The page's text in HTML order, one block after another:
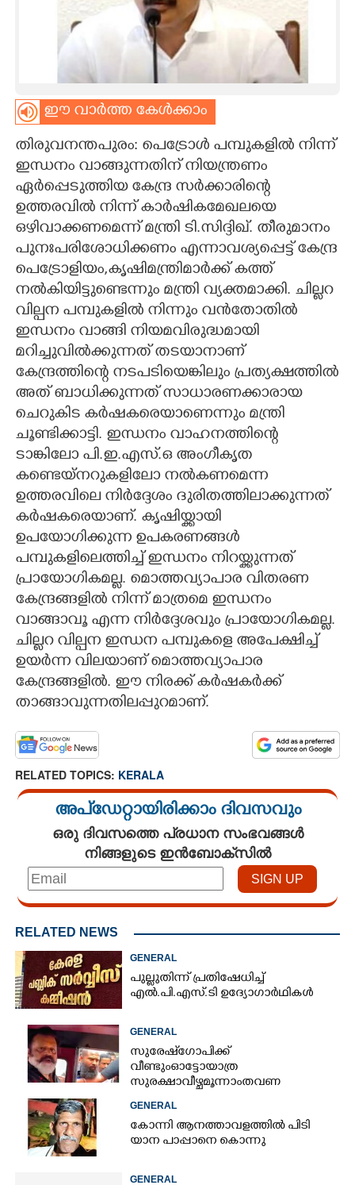
ASTRO
CARTOONS
LITERATURE
ZOOM
CONTACT US
ഈ വാർത്ത കേൾക്കാം
തിരുവനന്തപുരം: പെട്രോൾ പമ്പുകളിൽ നിന്ന്
ഇന്ധനം വാങ്ങുന്നതിന് നിയന്ത്രണം
ഏർപ്പെടുത്തിയ കേന്ദ്ര സർക്കാരിന്റെ
ഉത്തരവിൽ നിന്ന് കാർഷികമേഖലയെ
ഒഴിവാക്കണമെന്ന് മന്ത്രി ടി.സിദ്ദിഖ്. തീരുമാനം
പുനഃപരിശോധിക്കണം എന്നാവശ്യപ്പെട്ട് കേന്ദ്ര
പെട്രോളിയം,കൃഷിമന്ത്രിമാർക്ക് കത്ത്
നൽകിയിട്ടുണ്ടെന്നും മന്ത്രി വ്യക്തമാക്കി. ചില്ലറ
വില്പന പമ്പുകളിൽ നിന്നും വൻതോതിൽ
ഇന്ധനം വാങ്ങി നിയമവിരുദ്ധമായി
മറിച്ചുവിൽക്കുന്നത് തടയാനാണ്
കേന്ദ്രത്തിന്റെ നടപടിയെങ്കിലും പ്രത്യക്ഷത്തിൽ
അത് ബാധിക്കുന്നത് സാധാരണക്കാരായ
ചെറുകിട കർഷകരെയാണെന്നും മന്ത്രി
ചൂണ്ടിക്കാട്ടി. ഇന്ധനം വാഹനത്തിന്റെ
ടാങ്കിലോ പി.ഇ.എസ്.ഒ അംഗീകൃത
കണ്ടെയ്നറുകളിലോ നൽകണമെന്ന
ഉത്തരവിലെ നിർദ്ദേശം ദുരിതത്തിലാക്കുന്നത്
കർഷകരെയാണ്. കൃഷിയ്ക്കായി
ഉപയോഗിക്കുന്ന ഉപകരണങ്ങൾ
പമ്പുകളിലെത്തിച്ച് ഇന്ധനം നിറയ്ക്കുന്നത്
പ്രായോഗികമല്ല. മൊത്തവ്യാപാര വിതരണ
കേന്ദ്രങ്ങളിൽ നിന്ന് മാത്രമെ ഇന്ധനം
വാങ്ങാവൂ എന്ന നിർദ്ദേശവും പ്രായോഗികമല്ല.
ചില്ലറ വില്പന ഇന്ധന പമ്പുകളെ അപേക്ഷിച്ച്
ഉയർന്ന വിലയാണ് മൊത്തവ്യാപാര
കേന്ദ്രങ്ങളിൽ. ഈ നിരക്ക് കർഷകർക്ക്
താങ്ങാവുന്നതിലപ്പുറമാണ്.
RELATED TOPICS: KERALA
അപ്ഡേറ്റായിരിക്കാം ദിവസവും
ഒരു ദിവസത്തെ പ്രധാന സംഭവങ്ങൾ
നിങ്ങളുടെ ഇൻബോക്സിൽ
RELATED NEWS
GENERAL
പുല്ലുതിന്ന് പ്രതിഷേധിച്ച്
എൽ.പി.എസ്.ടി ഉദ്യോഗാർഥികൾ
GENERAL
സുരേഷ് ഗോപിക്ക്
വീണ്ടും ഓട്ടോ യാത്ര
സുരക്ഷാ വീഴ്ച മൂന്നാം തവണ
GENERAL
കോന്നി ആനത്താവളത്തി​ൽ പി​ടി​
യാന പാപ്പാനെ കൊന്നു
GENERAL